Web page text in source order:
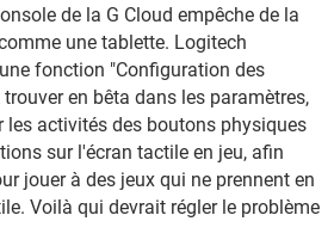
de la G Cloud empêche de la
une tablette. Logitech
fonction "Configuration des
en bêta dans les paramètres,
les activités des boutons physiques
sur l'écran tactile en jeu, afin
jouer à des jeux qui ne prennent en
Voilà qui devrait régler le problème